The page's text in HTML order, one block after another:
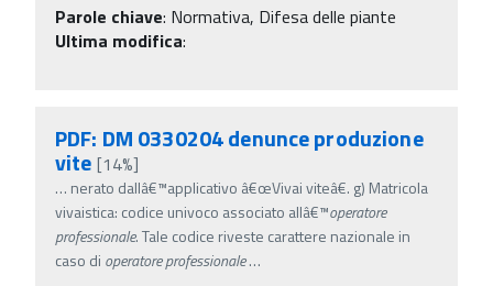
Parole chiave: Normativa, Difesa delle piante
Ultima modifica:
PDF: DM 0330204 denunce produzione
vite [14%]
… nerato dallâ€™applicativo â€œVivai viteâ€. g) Matricola
vivaistica: codice univoco associato allâ€™operatore
professionale. Tale codice riveste carattere nazionale in
caso di operatoreprofessionale…